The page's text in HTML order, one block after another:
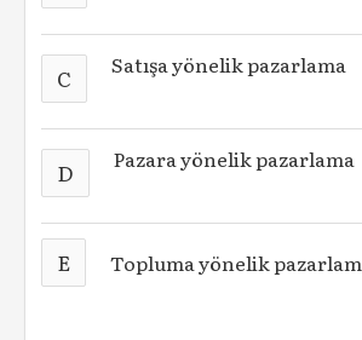
C Satışa yönelik pazarlama
D Pazara yönelik pazarlama
E Topluma yönelik